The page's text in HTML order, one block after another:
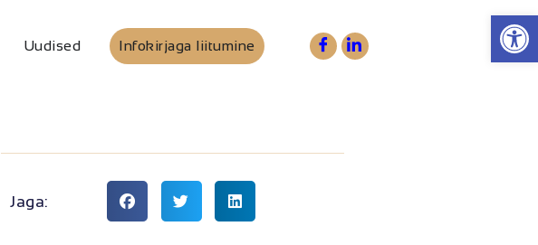
Uudised Infokirjaga liitumine
Jaga: